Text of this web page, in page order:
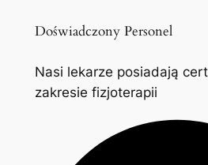
Doświadczony Personel
Nasi lekarze posiadają
zakresie fizjoterapii